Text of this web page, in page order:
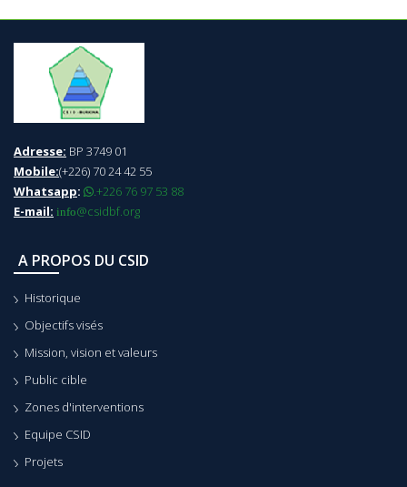
Adresse: BP 3749 01
Mobile:(+226) 70 24 42 55
Whatsapp:
+226 76 97 53 88
E-mail: info@csidbf.org
A PROPOS DU CSID
Historique
Objectifs visés
Mission, vision et valeurs
Public cible
Zones d'interventions
Equipe CSID
Projets